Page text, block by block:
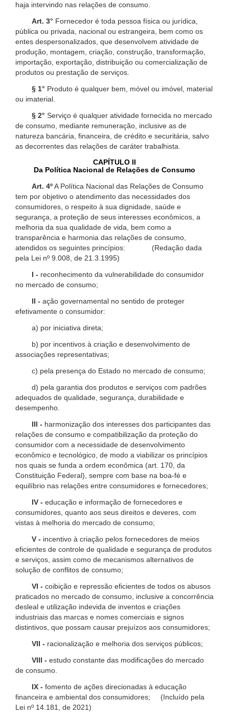
haja intervindo nas relações de consumo.
Art. 3° Fornecedor é toda pessoa física ou jurídica,
pública ou privada, nacional ou estrangeira, bem como os
entes despersonalizados, que desenvolvem atividade de
produção, montagem, criação, construção, transformação,
importação, exportação, distribuição ou comercialização de
produtos ou prestação de serviços.
§ 1° Produto é qualquer bem, móvel ou imóvel, material
ou imaterial.
§ 2° Serviço é qualquer atividade fornecida no mercado
de consumo, mediante remuneração, inclusive as de
natureza bancária, financeira, de crédito e securitária, salvo
as decorrentes das relações de caráter trabalhista.
CAPÍTULO II
Da Política Nacional de Relações de Consumo
Art. 4ºA Política Nacional das Relações de Consumo
tem por objetivo o atendimento das necessidades dos
consumidores, o respeito à sua dignidade, saúde e
segurança, a proteção de seus interesses econômicos, a
melhoria da sua qualidade de vida, bem como a
transparência e harmonia das relações de consumo,
atendidos os seguintes princípios: (Redação dada
pela Lei nº 9.008, de 21.3.1995)
I - reconhecimento da vulnerabilidade do consumidor
no mercado de consumo;
II - ação governamental no sentido de proteger
efetivamente o consumidor:
a) por iniciativa direta;
b) por incentivos à criação e desenvolvimento de
associações representativas;
c) pela presença do Estado no mercado de consumo;
d) pela garantia dos produtos e serviços com padrões
adequados de qualidade, segurança, durabilidade e
desempenho.
III - harmonização dos interesses dos participantes das
relações de consumo e compatibilização da proteção do
consumidor com a necessidade de desenvolvimento
econômico e tecnológico, de modo a viabilizar os princípios
nos quais se funda a ordem econômica (art. 170, da
Constituição Federal), sempre com base na boa-fé e
equilíbrio nas relações entre consumidores e fornecedores;
IV - educação e informação de fornecedores e
consumidores, quanto aos seus direitos e deveres, com
vistas à melhoria do mercado de consumo;
V - incentivo à criação pelos fornecedores de meios
eficientes de controle de qualidade e segurança de produtos
e serviços, assim como de mecanismos alternativos de
solução de conflitos de consumo;
VI - coibição e repressão eficientes de todos os abusos
praticados no mercado de consumo, inclusive a concorrência
desleal e utilização indevida de inventos e criações
industriais das marcas e nomes comerciais e signos
distintivos, que possam causar prejuízos aos consumidores;
VII - racionalização e melhoria dos serviços públicos;
VIII - estudo constante das modificações do mercado
de consumo.
IX - fomento de ações direcionadas à educação
financeira e ambiental dos consumidores; (Incluído pela
Lei nº 14.181, de 2021)